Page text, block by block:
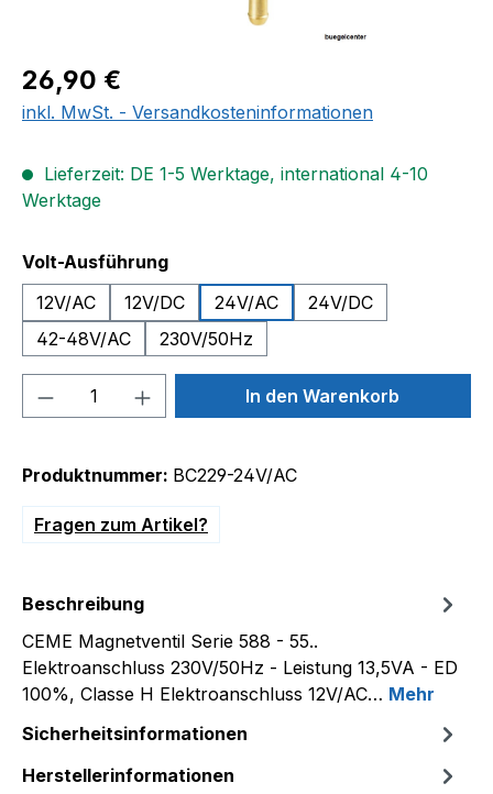
Regulärer Preis:
26,90 €
inkl. MwSt. - Versandkosteninformationen
Lieferzeit: DE 1-5 Werktage, international 4-10
Werktage
Volt-Ausführungauswählen
12V/AC
12V/DC 24V/AC
24V/DC
42-48V/AC
230V/50Hz
Produkt Anzahl: Gib denIn den Warenkorb
Produktnummer: BC229-24V/AC
Fragen zum Artikel?
Beschreibung
CEME Magnetventil Serie 588 - 55..
Elektroanschluss 230V/50Hz - Leistung 13,5VA - ED
100%, Classe H Elektroanschluss 12V/AC… Mehr
Sicherheitsinformationen
Herstellerinformationen